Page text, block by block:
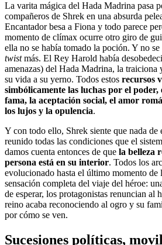
La varita mágica del Hada Madrina pasa
compañeros de Shrek en una absurda
Encantador besa a Fiona y todo parece
momento de clímax ocurre otro giro de
ella no se había tomado la poción. Y no
twistmás. El Rey Harold había
amenazas) del Hada Madrina, la traiciona
su vida a su yerno. Todos estos recursos
simbólicamente las luchas por el poder,
fama, la aceptación social, el amor
los lujos y la opulencia.
Y con todo ello, Shrek siente que nada de
reunido todas las condiciones que el
damos cuenta entonces de que la belleza
persona está en su interior. Todos los
evolucionado hasta el último momento de
sensación completa del viaje del héroe:
de esperar, los protagonistas renuncian al
reino acaba reconociendo al ogro y su
por cómo se ven.
Sucesiones políticas,